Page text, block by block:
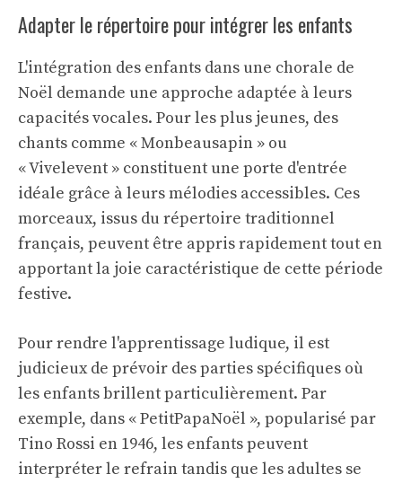
Adapter le répertoire pour intégrer les enfants
L'intégration des enfants dans une chorale de
Noël demande une approche adaptée à leurs
capacités vocales. Pour les plus jeunes, des
chants comme « Monbeausapin » ou
« Vivelevent » constituent une porte d'entrée
idéale grâce à leurs mélodies accessibles. Ces
morceaux, issus du répertoire traditionnel
français, peuvent être appris rapidement tout en
apportant la joie caractéristique de cette période
festive.
Pour rendre l'apprentissage ludique, il est
judicieux de prévoir des parties spécifiques où
les enfants brillent particulièrement. Par
exemple, dans « PetitPapaNoël », popularisé par
Tino Rossi en 1946, les enfants peuvent
interpréter le refrain tandis que les adultes se